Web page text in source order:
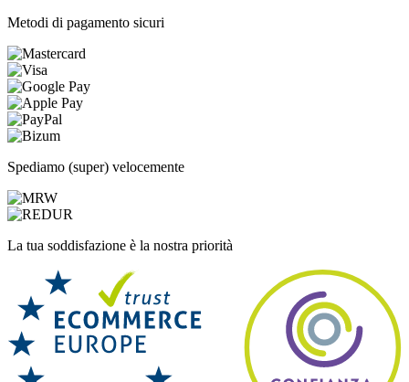
Metodi di pagamento sicuri
Spediamo (super) velocemente
La tua soddisfazione è la nostra priorità